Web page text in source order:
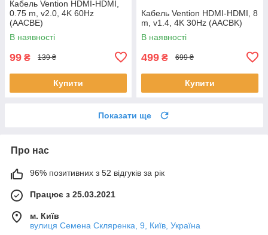
Кабель Vention HDMI-HDMI,
0.75 m, v2.0, 4K 60Hz
(AACBE)
В наявності
99 ₴ 139 ₴
Купити
Кабель Vention HDMI-HDMI, 8
m, v1.4, 4K 30Hz (AACBK)
В наявності
499 ₴ 699 ₴
Купити
Показати ще
Про нас
96% позитивних з 52 відгуків за рік
Працює з 25.03.2021
м. Київ
вулиця Семена Скляренка, 9, Київ, Україна